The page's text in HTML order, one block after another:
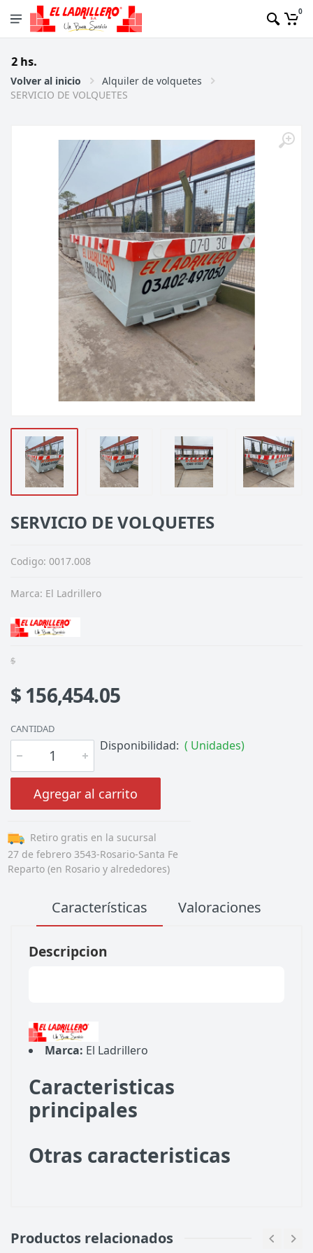
0
Volver al inicio
Alquiler de volquetes
SERVICIO DE VOLQUETES
SERVICIO DE VOLQUETES
Codigo: 0017.008
Marca: El Ladrillero
$
$ 156,454.05
CANTIDAD
Disponibilidad: ( Unidades)
Agregar al carrito
Retiro gratis en la sucursal
27 de febrero 3543-Rosario-Santa Fe
Reparto (en Rosario y alrededores)
Características Valoraciones
Descripcion
Marca: El Ladrillero
Caracteristicas
principales
Otras caracteristicas
Samantha Smith
Productos relacionados